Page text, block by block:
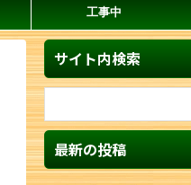
工事中
サイト内検索
最新の投稿